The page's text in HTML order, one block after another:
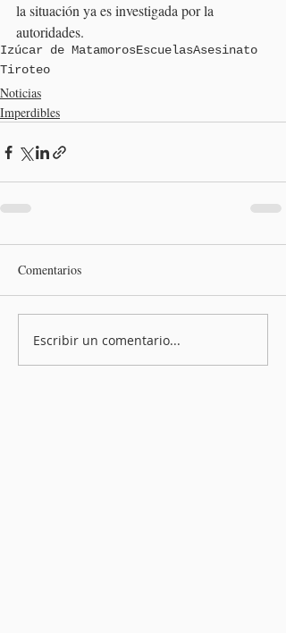
la situación ya es investigada por la
autoridades.
Izúcar de MatamorosEscuelasAsesinato
Tiroteo
Noticias
Imperdibles
Comentarios
Escribir un comentario...